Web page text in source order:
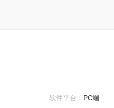
软件平台： PC端